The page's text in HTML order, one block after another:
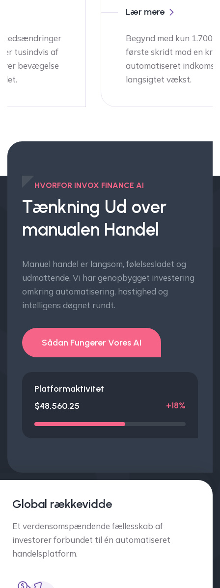
Begynd med kun 1.700 DKK – et lille
første skridt mod en kraftfuld
automatiseret indkomstkilde og
HVORFOR INVOX FINANCE AI
Tænkning Ud over
manualen Handel
Manuel handel er langsom, følelsesladet og
udmattende. Vi har genopbygget investering
omkring automatisering, hastighed og
intelligens døgnet rundt.
Sådan Fungerer Vores AI
Platformaktivitet
$48,560,25
+18%
Global rækkevidde
Et verdensomspændende fællesskab af
investorer forbundet til én automatiseret
handelsplatform.